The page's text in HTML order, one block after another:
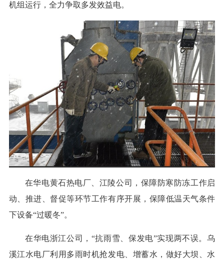
机组运行，全力争取多发效益电。
在华电黄石热电厂、江陵公司，保障防寒防冻工作启
动、推进、督促等环节工作有序开展，保障低温天气条件
下设备“过暖冬”。
在华电浙江公司，“抗雨雪、保发电”实现两不误。乌
溪江水电厂利用多雨时机抢发电、增蓄水，做好大坝、水